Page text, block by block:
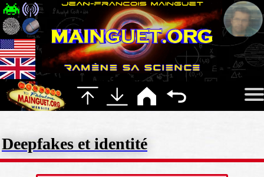
Deepfakes et identité